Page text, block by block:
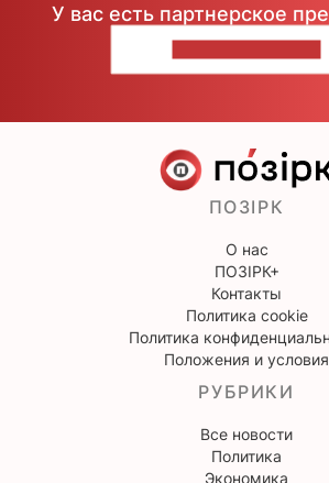
У вас есть партнерское
ПОЗІРК
О нас
ПОЗІРК+
Контакты
Политика cookie
Политика
Положения и условия
РУБРИКИ
Все новости
Политика
Экономика